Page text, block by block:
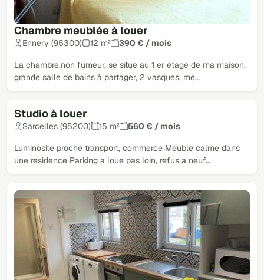
Chambre meublée à louer
Ennery (95300) 12 m² 390 € / mois
La chambre,non fumeur, se situe au 1 er étage de ma maison,
grande salle de bains à partager, 2 vasques, me…
Studio à louer
Sarcelles (95200) 15 m² 560 € / mois
Luminosite proche transport, commerce Meuble calme dans
une residence Parking a loue pas loin, refus a neuf…